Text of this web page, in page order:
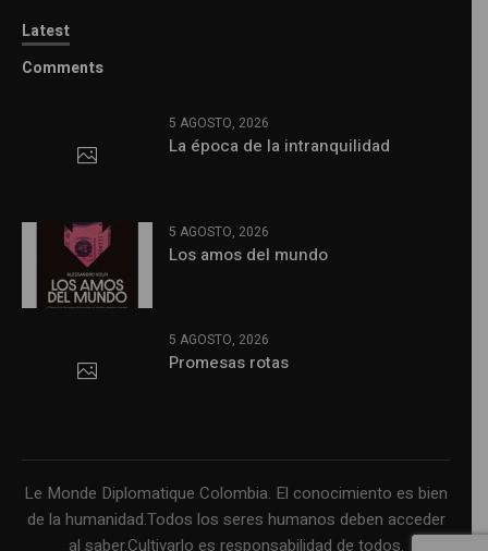
Latest
Comments
5 AGOSTO, 2026
La época de la intranquilidad
5 AGOSTO, 2026
Los amos del mundo
5 AGOSTO, 2026
Promesas rotas
Le Monde Diplomatique Colombia. El conocimiento es bien
de la humanidad.Todos los seres humanos deben acceder
al saber.Cultivarlo es responsabilidad de todos.